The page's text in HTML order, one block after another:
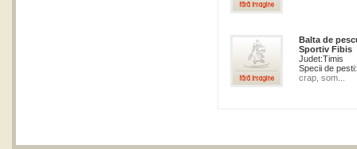
Balta de
Sportiv Fibis
Judet:Timis
Specii de pesti:
crap, som...